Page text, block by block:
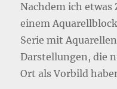
Nachdem ich
einem
Serie mit
Darstellungen, die
Ort als Vorbild